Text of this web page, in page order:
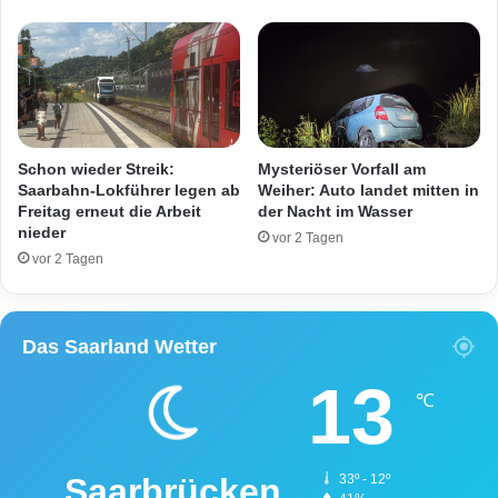
i
c
h
e
n
d
a
s
S
a
e
r
t
K
o
n
t
r
o
l
Schon wieder Streik:
Saarbahn-Lokführer legen ab
Freitag erneut die Arbeit
nieder
vor 2 Tagen
Mysteriöser Vorfall am
Weiher: Auto landet mitten in
der Nacht im Wasser
vor 2 Tagen
Das Saarland Wetter
13 ℃
33º - 12º